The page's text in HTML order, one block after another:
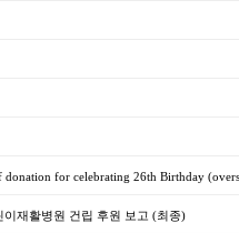
for celebrating 26th Birthday
이재활병원 건립 후원 보고 (최종)